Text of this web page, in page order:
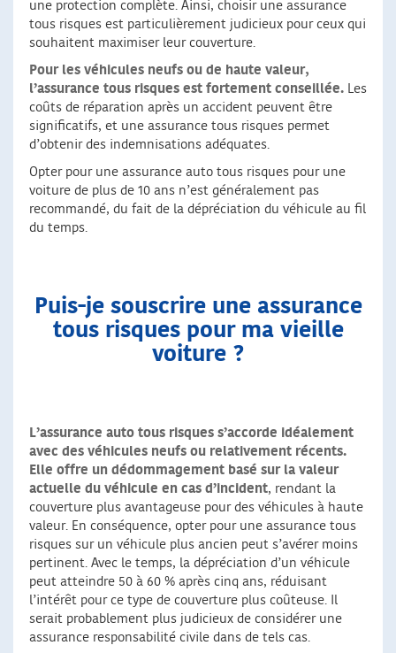
une protection complète. Ainsi, choisir une assurance
tous risques est particulièrement judicieux pour ceux qui
souhaitent maximiser leur couverture.
Pour les véhicules neufs ou de haute valeur,
l’assurance tous risques est fortement conseillée. Les
coûts de réparation après un accident peuvent être
significatifs, et une assurance tous risques permet
d’obtenir des indemnisations adéquates.
Opter pour une assurance auto tous risques pour une
voiture de plus de 10 ans n’est généralement pas
recommandé, du fait de la dépréciation du véhicule au fil
du temps.
Puis-je souscrire une assurance
tous risques pour ma vieille
voiture ?
L’assurance auto tous risques s’accorde idéalement
avec des véhicules neufs ou relativement récents.
Elle offre un dédommagement basé sur la valeur
actuelle du véhicule en cas d’incident, rendant la
couverture plus avantageuse pour des véhicules à haute
valeur. En conséquence, opter pour une assurance tous
risques sur un véhicule plus ancien peut s’avérer moins
pertinent. Avec le temps, la dépréciation d’un véhicule
peut atteindre 50 à 60 % après cinq ans, réduisant
l’intérêt pour ce type de couverture plus coûteuse. Il
serait probablement plus judicieux de considérer une
assurance responsabilité civile dans de tels cas.